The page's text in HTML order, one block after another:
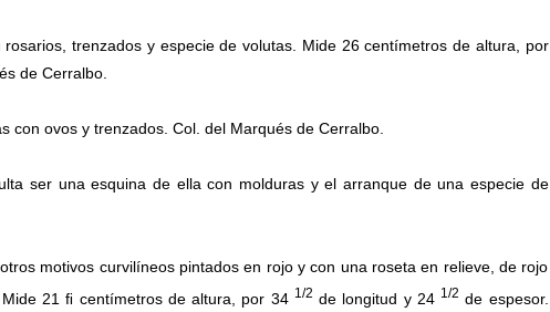
trenzados y especie de volutas. Mide 26 centímetros de altura, por
de Cerralbo.
con ovos y trenzados. Col. del Marqués de Cerralbo.
ser una esquina de ella con molduras y el arranque de una especie de
motivos curvilíneos pintados en rojo y con una roseta en relieve, de rojo
21 ﬁ centímetros de altura, por 34 1/2 de longitud y 24 1/2 de espesor.